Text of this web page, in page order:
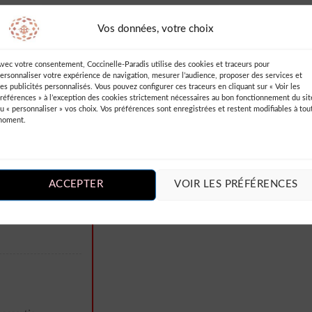
Vos données, votre choix
votre consentement, Coccinelle-Paradis utilise des cookies et traceurs pour
votre expérience de navigation, mesurer l’audience, proposer des services et
publicités personnalisés. Vous pouvez configurer ces traceurs en cliquant sur « Voir les
» à l’exception des cookies strictement nécessaires au bon fonctionnement du
« personnaliser » vos choix. Vos préférences sont enregistrées et restent modifiables à
ACCEPTER VOIR LES PRÉFÉRENCES
AVIS (2) INFORMATIONS COMPLÉMENTAIRES
Vous devez être